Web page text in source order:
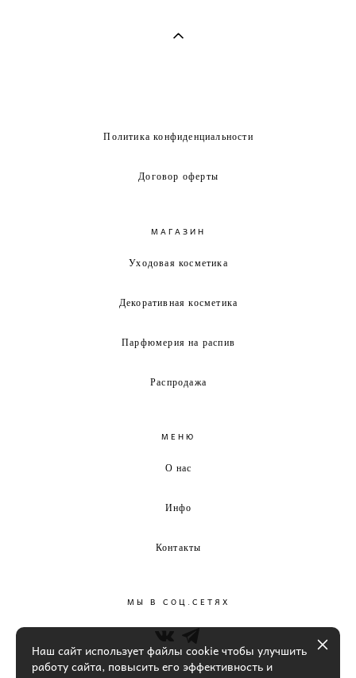
Политика конфиденциальности
Договор оферты
МАГАЗИН
Уходовая косметика
Декоративная косметика
Парфюмерия на распив
Распродажа
МЕНЮ
О нас
Инфо
Контакты
МЫ В СОЦ.СЕТЯХ
Наш сайт использует файлы cookie чтобы улучшить
работу сайта, повысить его эффективность и